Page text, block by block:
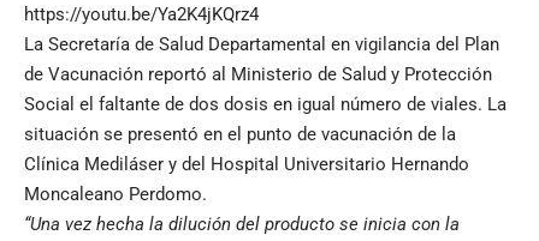
https://youtu.be/Ya2K4jKQrz4
La Secretaría de Salud Departamental en vigilancia del Plan
de Vacunación reportó al Ministerio de Salud y Protección
Social el faltante de dos dosis en igual número de viales. La
situación se presentó en el punto de vacunación de la
Clínica Mediláser y del Hospital Universitario Hernando
Moncaleano Perdomo.
“Una vez hecha la dilución del producto se inicia con la